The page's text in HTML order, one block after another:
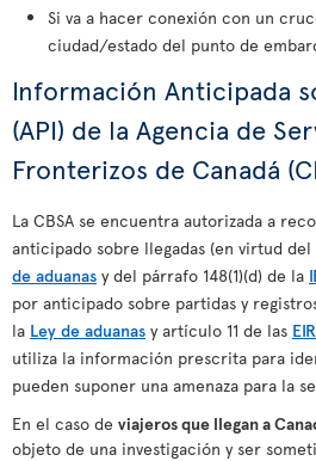
Si va a hacer conexión con un
ciudad/estado del punto de
Información Anticipada
(API) de la Agencia de
Fronterizos de Canadá
La CBSA se encuentra autorizada a
anticipado sobre llegadas (en virtud del
de aduanas y del párrafo 148(1)(d) de la
por anticipado sobre partidas y
la Ley de aduanas y artículo 11 de las EIR
utiliza la información prescrita para
pueden suponer una amenaza para la
En el caso de viajeros que llegan a
objeto de una investigación y ser